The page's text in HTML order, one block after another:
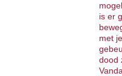
is er
met
dood